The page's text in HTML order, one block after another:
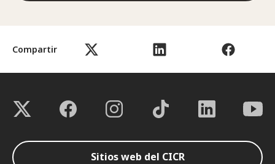
Compartir
Sitios web del CICR